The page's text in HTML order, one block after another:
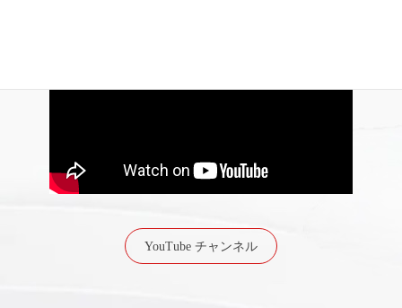
YouTube チャンネル